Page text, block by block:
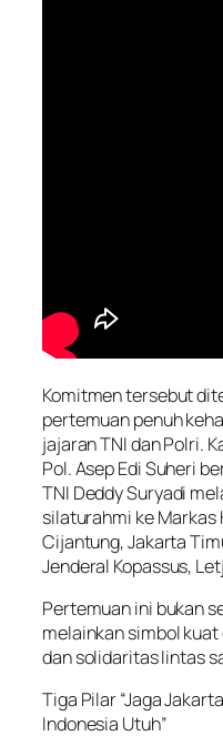
Komitmen tersebut
pertemuan penuh
jajaran TNI dan Polri.
Pol. Asep Edi Suheri
TNI Deddy Suryadi
silaturahmi ke Markas
Cijantung, Jakarta
Jenderal Kopassus,
Pertemuan ini bukan
melainkan simbol
dan solidaritas lintas
Tiga Pilar “Jaga
Indonesia Utuh”